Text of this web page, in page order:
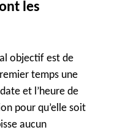
les
objectif est de
temps une
et l’heure de
pour qu’elle soit
aucun